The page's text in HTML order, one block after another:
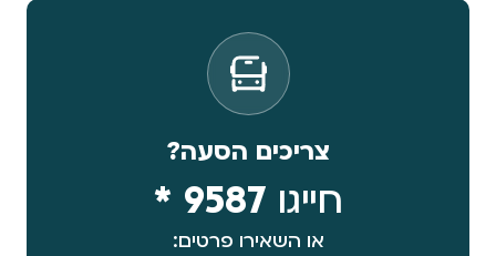
צריכים הסעה?
חייגו 9587 *
או השאירו פרטים: